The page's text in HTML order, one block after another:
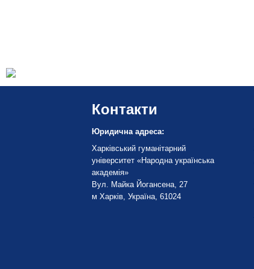
Контакти
Юридична адреса:
Харківський гуманітарний
університет «Народна українська
академія»
Вул. Майка Йогансена, 27
м Харків, Україна, 61024